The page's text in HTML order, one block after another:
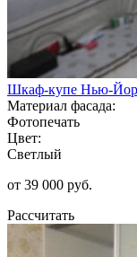
Шкаф-купе Нью-
Материал фасада:
Фотопечать
Цвет:
Светлый
от 39 000 руб.
Рассчитать